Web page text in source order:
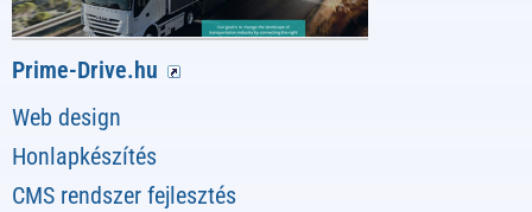
Prime-Drive.hu
Web design
Honlapkészítés
CMS rendszer fejlesztés